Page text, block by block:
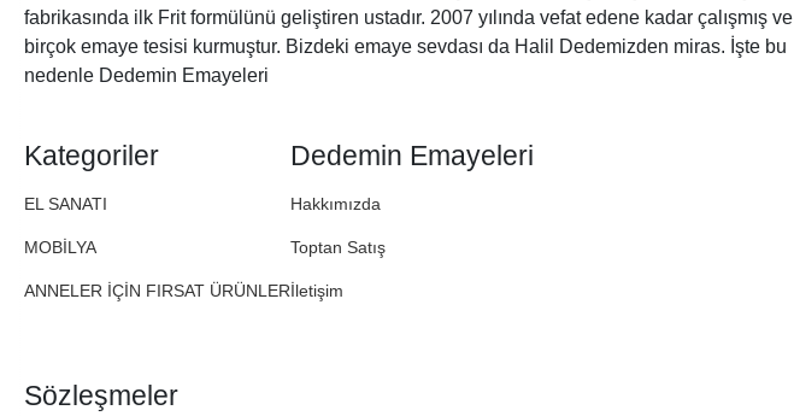
fabrikasında ilk Frit formülünü geliştiren ustadır. 2007 yılında vefat edene kadar çalışmış ve
birçok emaye tesisi kurmuştur. Bizdeki emaye sevdası da Halil Dedemizden miras. İşte bu
nedenle Dedemin Emayeleri
Kategoriler
EL SANATI
MOBİLYA
ANNELER İÇİN FIRSAT ÜRÜNLER
Dedemin Emayeleri
Hakkımızda
Toptan Satış
İletişim
Sözleşmeler